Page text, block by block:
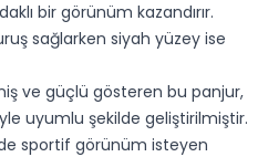
bir görünüm kazandırır.
sağlarken siyah yüzey ise
ve güçlü gösteren bu panjur,
uyumlu şekilde geliştirilmiştir.
sportif görünüm isteyen